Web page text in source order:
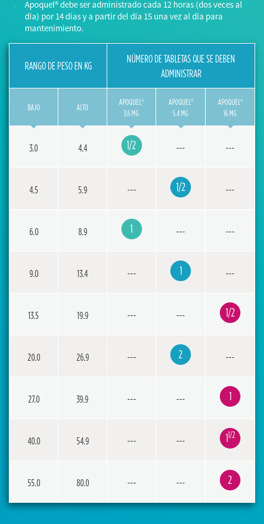
Apoquel® debe ser administrado cada 12 horas (dos veces al
día) por 14 días y a partir del día 15 una vez al día para
mantenimiento.
RANGO DE PESO EN KG
NÚMERO DE TABLETAS QUE SE DEBEN
ADMINISTRAR
BAJO ALTO
APOQUEL®
3.6 MG
APOQUEL®
5.4 MG
APOQUEL®
16 MG
3.0 4.4 1/2 --- ---
4.5 5.9 --- 1/2 ---
6.0 8.9 1 --- ---
9.0 13.4 --- 1 ---
13.5 19.9 --- --- 1/2
20.0 26.9 --- 2 ---
27.0 39.9 --- --- 1
40.0 54.9 --- --- 11/2
55.0 80.0 --- --- 2